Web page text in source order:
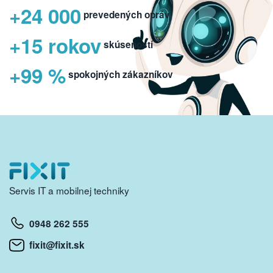
+24 000 prevedených opráv
+15 rokovskúseností
+99 %spokojných zákazníkov
Servis IT a mobilnej techniky
0948 262 555
fixit@fixit.sk